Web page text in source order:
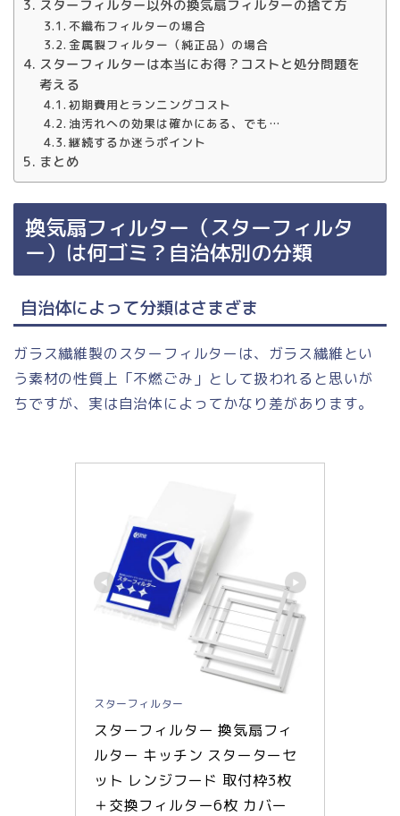
スターフィルター以外の換気扇フィルターの捨て方
不織布フィルターの場合
金属製フィルター（純正品）の場合
スターフィルターは本当にお得？コストと処分問題を
考える
初期費用とランニングコスト
油汚れへの効果は確かにある、でも…
継続するか迷うポイント
まとめ
換気扇フィルター（スターフィルタ
ー）は何ゴミ？自治体別の分類
自治体によって分類はさまざま
ガラス繊維製のスターフィルターは、ガラス繊維とい
う素材の性質上「不燃ごみ」として扱われると思いが
ちですが、実は自治体によってかなり差があります。
スターフィルター
スターフィルター 換気扇フィ
ルター キッチン スターターセ
ット レンジフード 取付枠3枚
＋交換フィルター6枚 カバー